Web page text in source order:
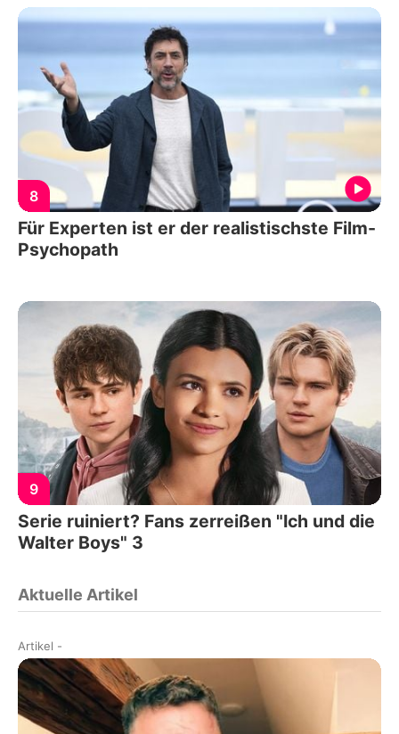
8
Für Experten ist er der realistischste Film-
Psychopath
9
Serie ruiniert? Fans zerreißen "Ich und die
Walter Boys" 3
Aktuelle Artikel
Artikel -